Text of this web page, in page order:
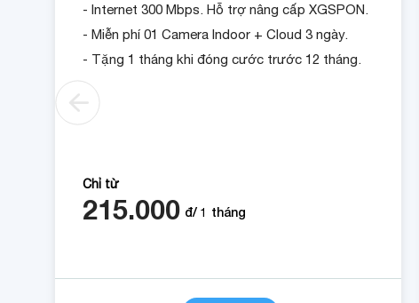
- Internet 300 Mbps. Hỗ trợ nâng cấp XGSPON.
- Miễn phí 01 Camera Indoor + Cloud 3 ngày.
- Tặng 1 tháng khi đóng cước trước 12 tháng.
Chỉ từ
215.000 đ/1 tháng